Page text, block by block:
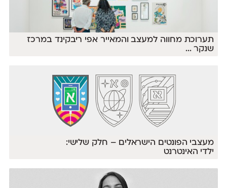
תערוכת מחווה למעצב והמאייר אפי ריבקינד במרכז
שנקר...
מעצבי הפונטים הישראלים – חלק שלישי:
ילדי האינטרנט